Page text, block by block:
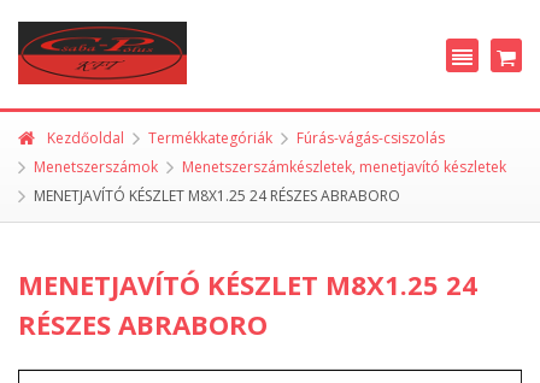
Kezdőoldal Termékkategóriák
Fúrás-vágás-csiszolás
Menetszerszámok
Menetszerszámkészletek, menetjavító készletek
MENETJAVÍTÓ KÉSZLET M8X1.25 24 RÉSZES ABRABORO
MENETJAVÍTÓ KÉSZLET M8X1.25 24
RÉSZES ABRABORO